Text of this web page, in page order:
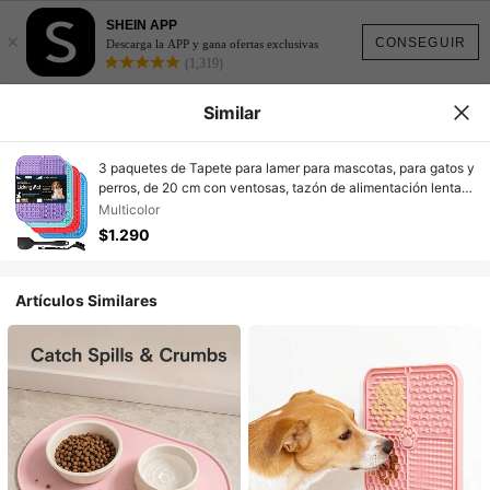
CONSEGUIR
×
SHEIN APP
Descarga la APP y gana ofertas exclusivas
(1,319)
Similar
3 paquetes de Tapete para lamer para mascotas, para gatos y
perros, de 20 cm con ventosas, tazón de alimentación lenta,
para entrenamiento, baño y aseo, tamaño grande
Multicolor
$1.290
Artículos Similares